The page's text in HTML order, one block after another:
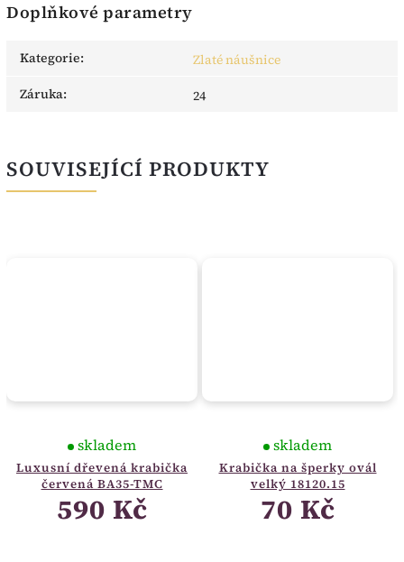
Doplňkové parametry
Kategorie:
Zlaté náušnice
Záruka: 24
SOUVISEJÍCÍ PRODUKTY
Luxusní dřevená krabička
červená BA35-TMC
skladem
590 Kč
Krabička na šperky ovál
velký 18120.15
skladem
70 Kč